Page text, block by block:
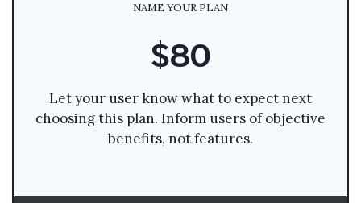
NAME YOUR PLAN
$80
Let your user know what to expect next
choosing this plan. Inform users of objective
benefits, not features.